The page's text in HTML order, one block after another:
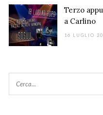
Terzo
a Carlino
16 LUGLIO